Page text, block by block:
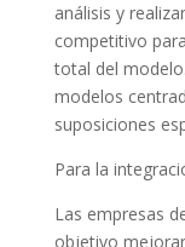
análisis y
competitivo
total del
modelos
suposiciones
Para la
Las empresas
objetivo